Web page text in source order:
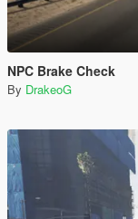
NPC Brake Check
By DrakeoG